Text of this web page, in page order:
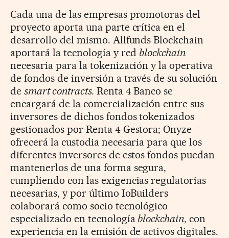
Cada una de las empresas promotoras del
proyecto aporta una parte crítica en el
desarrollo del mismo. Allfunds Blockchain
aportará la tecnología y red blockchain
necesaria para la tokenización y la operativa
de fondos de inversión a través de su solución
de smart contracts. Renta 4 Banco se
encargará de la comercialización entre sus
inversores de dichos fondos tokenizados
gestionados por Renta 4 Gestora; Onyze
ofrecerá la custodia necesaria para que los
diferentes inversores de estos fondos puedan
mantenerlos de una forma segura,
cumpliendo con las exigencias regulatorias
necesarias, y por último IoBuilders
colaborará como socio tecnológico
especializado en tecnología blockchain, con
experiencia en la emisión de activos digitales.